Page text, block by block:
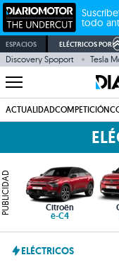
todo
ESPACIOS ELÉCTRICOS POR
Discovery Spoport Tesla
ACTUALIDADCOMPETICIÓN
PUBLICIDAD Citroën
ë-C4
ELÉCTRICOS